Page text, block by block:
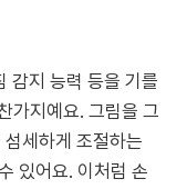
감지 능력 등을 기를
가지예요. 그림을 그
세하게 조절하는
있어요. 이처럼 손